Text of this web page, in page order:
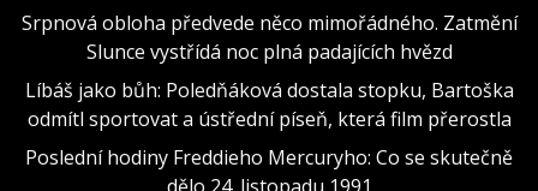
Srpnová obloha předvede něco mimořádného. Zatmění
Slunce vystřídá noc plná padajících hvězd
Líbáš jako bůh: Poledňáková dostala stopku, Bartoška
odmítl sportovat a ústřední píseň, která film přerostla
Poslední hodiny Freddieho Mercuryho: Co se skutečně